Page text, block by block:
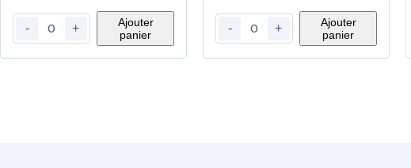
5
- +
Ajouter
panier
5
- +
Ajouter
panier